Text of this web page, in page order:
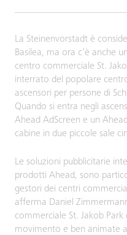
La Steinenvorstadt è
Basilea, ma ora c’è anche
centro commerciale St.
interrato del popolare
ascensori per persone di
Quando si entra negli
Ahead AdScreen e un
cabine in due piccole sale
Le soluzioni pubblicitarie
prodotti Ahead, sono
gestori dei centri
afferma Daniel
commerciale St. Jakob
movimento e ben animate